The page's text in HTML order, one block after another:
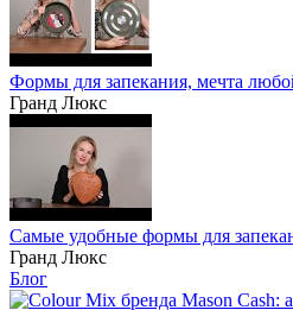
Формы для запекания, мечта
Гранд Люкс
Самые удобные формы для
Гранд Люкс
Блог